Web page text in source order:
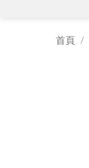
首頁 /